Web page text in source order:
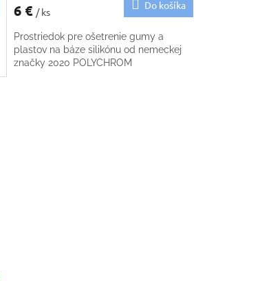
6 € / ks
Do košíka
Prostriedok pre ošetrenie gumy a
plastov na báze silikónu od nemeckej
značky 2020 POLYCHROM